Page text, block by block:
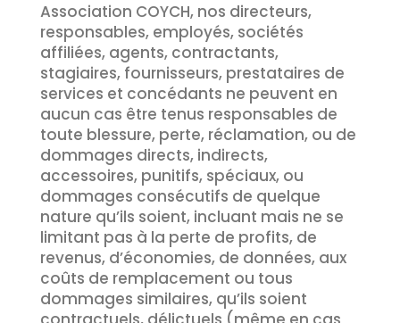
Association COYCH, nos directeurs,
responsables, employés, sociétés
affiliées, agents, contractants,
stagiaires, fournisseurs, prestataires de
services et concédants ne peuvent en
aucun cas être tenus responsables de
toute blessure, perte, réclamation, ou de
dommages directs, indirects,
accessoires, punitifs, spéciaux, ou
dommages consécutifs de quelque
nature qu’ils soient, incluant mais ne se
limitant pas à la perte de profits, de
revenus, d’économies, de données, aux
coûts de remplacement ou tous
dommages similaires, qu’ils soient